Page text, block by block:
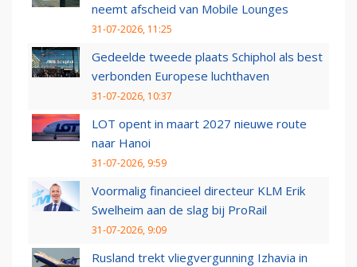
neemt afscheid van Mobile Lounges
31-07-2026, 11:25
Gedeelde tweede plaats Schiphol als best
verbonden Europese luchthaven
31-07-2026, 10:37
LOT opent in maart 2027 nieuwe route
naar Hanoi
31-07-2026, 9:59
Voormalig financieel directeur KLM Erik
Swelheim aan de slag bij ProRail
31-07-2026, 9:09
Rusland trekt vliegvergunning Izhavia in